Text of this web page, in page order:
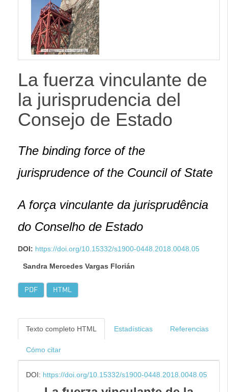
La fuerza vinculante de
la jurisprudencia del
Consejo de Estado
The binding force of the
jurisprudence of the Council of State
A força vinculante da jurisprudência
do Conselho de Estado
DOI: https://doi.org/10.15332/s1900-0448.2018.0048.05
Sandra Mercedes Vargas Florián
PDF HTML
Texto completo HTML Estadísticas Referencias
Cómo citar
DOI: https://doi.org/10.15332/s1900-0448.2018.0048.05